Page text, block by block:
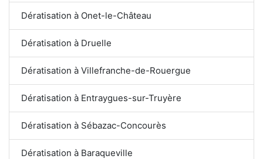
Dératisation à Onet-le-Château
Dératisation à Druelle
Dératisation à Villefranche-de-Rouergue
Dératisation à Entraygues-sur-Truyère
Dératisation à Sébazac-Concourès
Dératisation à Baraqueville